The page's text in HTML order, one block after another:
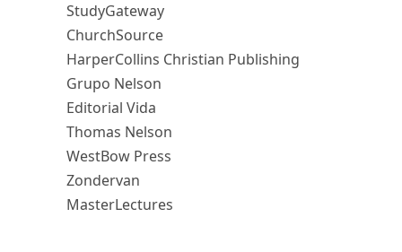
StudyGateway
ChurchSource
HarperCollins Christian Publishing
Grupo Nelson
Editorial Vida
Thomas Nelson
WestBow Press
Zondervan
MasterLectures